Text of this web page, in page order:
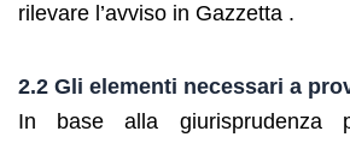
rilevare l’avviso in Gazzetta .
2.2 Gli elementi necessari a
In base alla giurisprudenza